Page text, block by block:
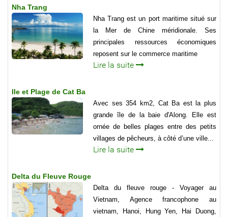
Nha Trang
Nha Trang est un port maritime situé sur
la Mer de Chine méridionale. Ses
principales ressources économiques
reposent sur le commerce maritime
Lire la suite
Ile et Plage de Cat Ba
Avec ses 354 km2, Cat Ba est la plus
grande île de la baie d'Along. Elle est
ornée de belles plages entre des petits
villages de pêcheurs, à côté d’une ville...
Lire la suite
Delta du Fleuve Rouge
Delta du fleuve rouge - Voyager au
Vietnam, Agence francophone au
vietnam, Hanoi, Hung Yen, Hai Duong,